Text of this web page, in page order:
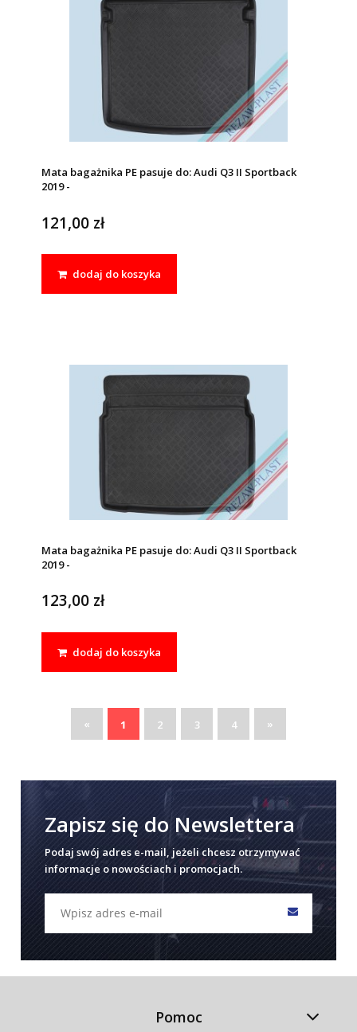
Mata bagażnika PE pasuje do: Audi Q3 II Sportback
2019 -
121,00 zł
dodaj do koszyka
Mata bagażnika PE pasuje do: Audi Q3 II Sportback
2019 -
123,00 zł
dodaj do koszyka
« 1 2 3 4 »
Zapisz się do Newslettera
Podaj swój adres e-mail, jeżeli chcesz otrzymywać
informacje o nowościach i promocjach.
Pomoc